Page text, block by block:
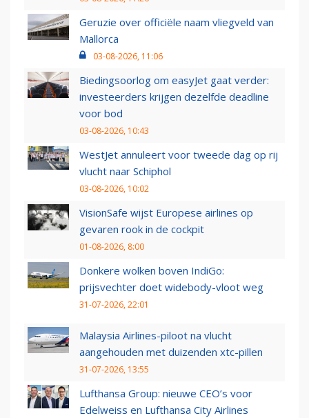
Geruzie over officiële naam vliegveld van
Mallorca
03-08-2026, 11:06
Biedingsoorlog om easyJet gaat verder:
investeerders krijgen dezelfde deadline
voor bod
03-08-2026, 10:43
WestJet annuleert voor tweede dag op rij
vlucht naar Schiphol
03-08-2026, 10:02
VisionSafe wijst Europese airlines op
gevaren rook in de cockpit
01-08-2026, 8:00
Donkere wolken boven IndiGo:
prijsvechter doet widebody-vloot weg
31-07-2026, 22:01
Malaysia Airlines-piloot na vlucht
aangehouden met duizenden xtc-pillen
31-07-2026, 13:55
Lufthansa Group: nieuwe CEO’s voor
Edelweiss en Lufthansa City Airlines